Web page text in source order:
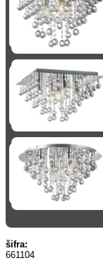
šifra:
661104